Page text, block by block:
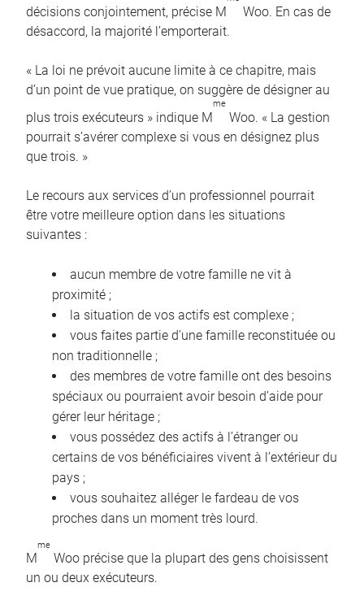
décisions conjointement, précise M
Woo. En cas de
désaccord, la majorité l’emporterait.
« La loi ne prévoit aucune limite à ce chapitre, mais
d’un point de vue pratique, on suggère de désigner au
plus trois exécuteurs » indique M
me
Woo. « La gestion
pourrait s’avérer complexe si vous en désignez plus
que trois. »
Le recours aux services d’un professionnel pourrait
être votre meilleure option dans les situations
suivantes :
aucun membre de votre famille ne vit à
proximité ;
la situation de vos actifs est complexe ;
vous faites partie d’une famille reconstituée ou
non traditionnelle ;
des membres de votre famille ont des besoins
spéciaux ou pourraient avoir besoin d’aide pour
gérer leur héritage ;
vous possédez des actifs à l’étranger ou
certains de vos bénéficiaires vivent à l’extérieur du
pays ;
vous souhaitez alléger le fardeau de vos
proches dans un moment très lourd.
M
me
Woo précise que la plupart des gens choisissent
un ou deux exécuteurs.